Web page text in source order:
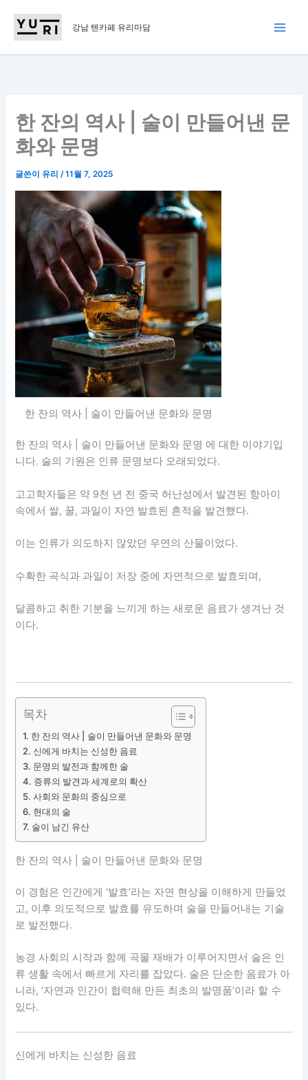
로
강남 텐카페 유리마담
한 잔의 역사 | 술이 만들어낸 문
화와 문명
글쓴이 유리/11월 7, 2025
한 잔의 역사 | 술이 만들어낸 문화와 문명
한 잔의 역사 | 술이 만들어낸 문화와 문명 에 대한 이야기입
니다. 술의 기원은 인류 문명보다 오래되었다.
고고학자들은 약 9천 년 전 중국 허난성에서 발견된 항아이
속에서 쌀, 꿀, 과일이 자연 발효된 흔적을 발견했다.
이는 인류가 의도하지 않았던 우연의 산물이었다.
수확한 곡식과 과일이 저장 중에 자연적으로 발효되며,
달콤하고 취한 기분을 느끼게 하는 새로운 음료가 생겨난 것
이다.
목차
한 잔의 역사 | 술이 만들어낸 문화와 문명
신에게 바치는 신성한 음료
문명의 발전과 함께한 술
증류의 발견과 세계로의 확산
사회와 문화의 중심으로
현대의 술
술이 남긴 유산
한 잔의 역사 | 술이 만들어낸 문화와 문명
이 경험은 인간에게 ‘발효’라는 자연 현상을 이해하게 만들었
고, 이후 의도적으로 발효를 유도하며 술을 만들어내는 기술
로 발전했다.
농경 사회의 시작과 함께 곡물 재배가 이루어지면서 술은 인
류 생활 속에서 빠르게 자리를 잡았다. 술은 단순한 음료가 아
니라, ‘자연과 인간이 협력해 만든 최초의 발명품’이라 할 수
있다.
신에게 바치는 신성한 음료